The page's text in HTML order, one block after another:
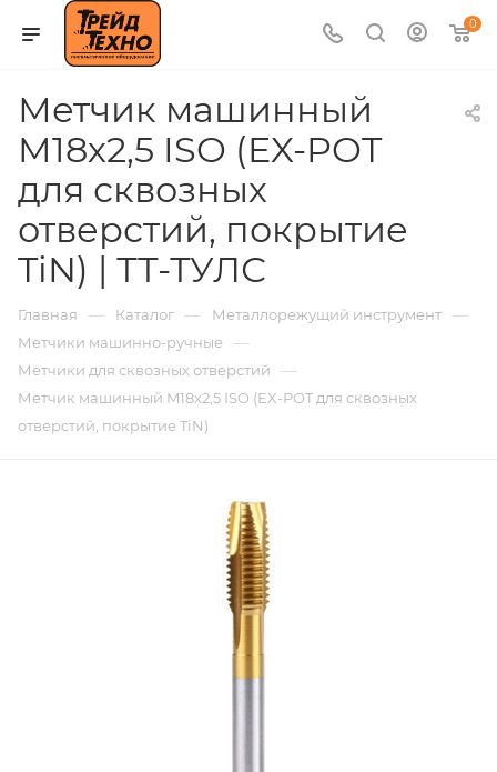
0
Метчик машинный
M18х2,5 ISO (EX-POT
для сквозных
отверстий, покрытие
TiN) | ТТ-ТУЛС
Главная — Каталог — Металлорежущий инструмент —
Метчики машинно-ручные —
Метчики для сквозных отверстий —
Метчик машинный M18х2,5 ISO (EX-POT для сквозных
отверстий, покрытие TiN)